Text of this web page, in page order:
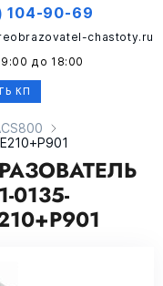
КП
chastoty.ru
104-90-69
9:00 до 18:00
0135-